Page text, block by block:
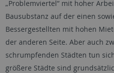
„Problemviertel“ mit hoher
Bausubstanz auf der einen
Bessergestellten mit hohen
der anderen Seite. Aber auch
schrumpfenden Städten tun
größere Städte sind